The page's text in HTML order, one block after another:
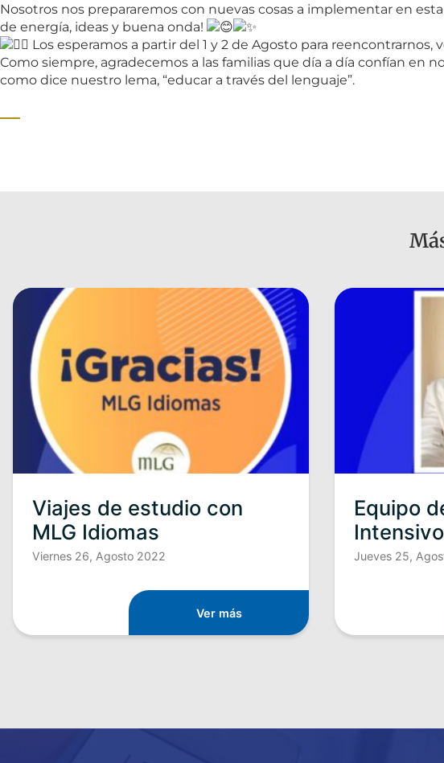
Nosotros nos prepararemos con nuevas cosas a implementar en
de energía, ideas y buena onda!
Los esperamos a partir del 1 y 2 de Agosto para reencontrarnos,
Como siempre, agradecemos a las familias que día a día confían en
como dice nuestro lema, “educar a través del lenguaje”.
Viajes de estudio con
MLG Idiomas
Viernes 26, Agosto 2022
Ver más
Equipo
Jueves 25,